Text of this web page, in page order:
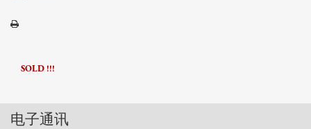
SOLD !!!
电子通讯